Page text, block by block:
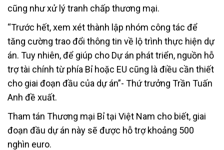
cũng như xử lý tranh chấp thương mại.
“Trước hết, xem xét thành lập nhóm công tác để
tăng cường trao đổi thông tin về lộ trình thực hiện dự
án. Tuy nhiên, để giúp cho Dự án phát triển, nguồn hỗ
trợ tài chính từ phía Bỉ hoặc EU cũng là điều cần thiết
cho giai đoạn đầu của dự án”- Thứ trưởng Trần Tuấn
Anh đề xuất.
Tham tán Thương mại Bỉ tại Việt Nam cho biết, giai
đoạn đầu dự án này sẽ được hỗ trợ khoảng 500
nghìn euro.